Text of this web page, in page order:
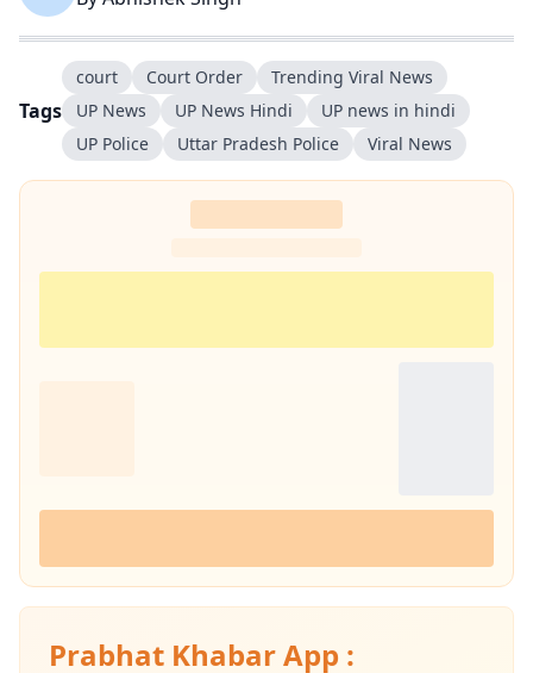
Tags
court Court Order
Trending Viral News
UP News
UP News Hindi
UP news in hindi
UP Police
Uttar Pradesh Police Viral News
Prabhat Khabar App :